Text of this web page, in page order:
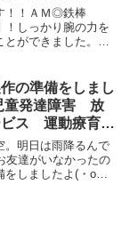
こども発達気
放デ
す！！ＡＭ◎鉄棒
！しっかり腕の力を
ができました。１
変！！爆弾もあ
...み...
の準備をしまし
童発達障害 放
ビス 運動療育
ム こどもプラ
放課後等デイ
になる 発達
。明日は雨降るんで
友達がいなかったの
しましたよ(・o・)